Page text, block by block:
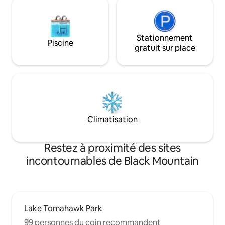
Piscine
Stationnement
gratuit sur place
Climatisation
Restez à proximité des sites
incontournables de Black Mountain
Lake Tomahawk Park
99 personnes du coin recommandent